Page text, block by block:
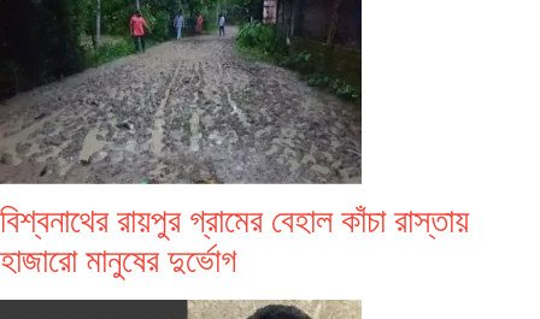
বিশ্বনাথের রায়পুর গ্রামের বেহাল কাঁচা রাস্তায়
হাজারো মানুষের দুর্ভোগ